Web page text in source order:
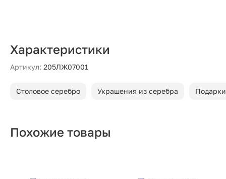
Характеристики
Артикул: 205ЛЖ07001
Столовое серебро Украшения из серебра
Похожие товары